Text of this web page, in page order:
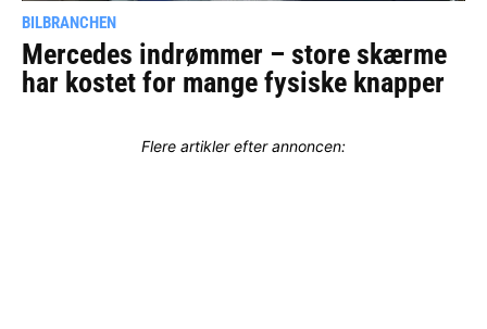
BILBRANCHEN
Mercedes indrømmer – store skærme
har kostet for mange fysiske knapper
Flere artikler efter annoncen: